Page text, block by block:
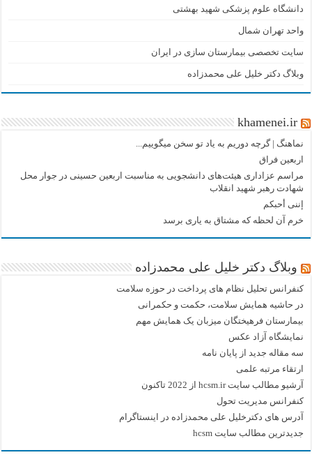
دانشگاه علوم پزشکی شهید بهشتی
واحد تهران شمال
سایت تخصصی بیمارستان سازی در ایران
وبلاگ دکتر خلیل علی محمدزاده
khamenei.ir
نماهنگ |‌ گرچه دوریم به یاد تو سخن میگوییم...
اربعین فراق
مراسم عزاداری هیئت‌های دانشجویی به مناسبت اربعین حسینی در جوار محل
شهادت رهبر شهید انقلاب
إننی أحبکم
خرم آن لحظه که مشتاق به یاری برسد
وبلاگ دکتر خلیل علی محمدزاده
کنفرانس تحلیل نظام های پرداخت در حوزه سلامت
در حاشیه همایش سلامت، حکمت و حکمرانی
بیمارستان فرهیختگان میزبان یک همایش مهم
نمایشگاه آزاد عکس
سه مقاله جدید از پایان نامه
ارتقاء مرتبه علمی
آرشیو مطالب سایت hcsm.ir از 2022 تاکنون
کنفرانس مدیریت تحول
آدرس های دکترخلیل علی محمدزاده در اینستاگرام
جدیدترین مطالب سایت hcsm